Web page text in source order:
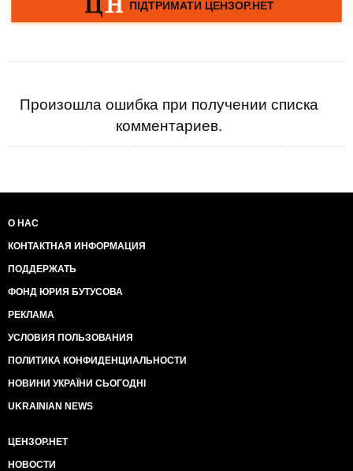
Произошла ошибка при получении списка
комментариев.
О НАС
КОНТАКТНАЯ ИНФОРМАЦИЯ
ПОДДЕРЖАТЬ
ФОНД ЮРИЯ БУТУСОВА
РЕКЛАМА
УСЛОВИЯ ПОЛЬЗОВАНИЯ
ПОЛИТИКА КОНФИДЕНЦИАЛЬНОСТИ
НОВИНИ УКРАЇНИ СЬОГОДНІ
UKRAINIAN NEWS
ЦЕНЗОР.НЕТ
НОВОСТИ